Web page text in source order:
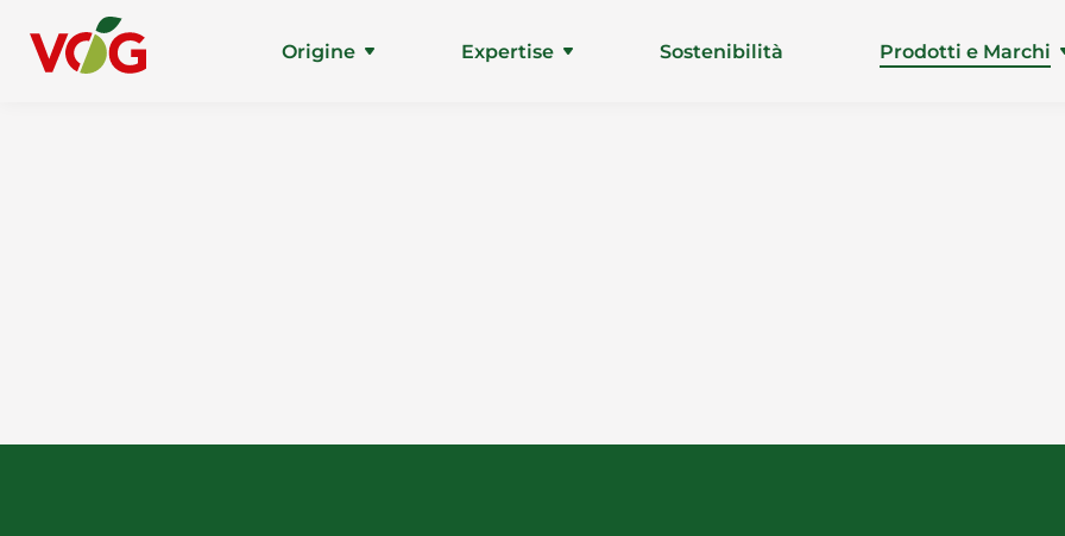
Origine Expertise Sostenibilità Prodotti e Marchi